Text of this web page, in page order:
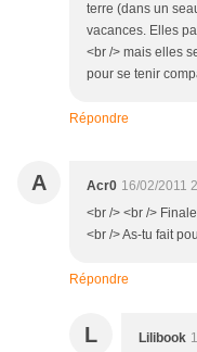
terre (dans un
vacances. Elles
<br /> mais elles
pour se tenir
Répondre
A Acr0 16/02/2011
<br /> <br />
<br /> As-tu fait
Répondre
L Lilibook